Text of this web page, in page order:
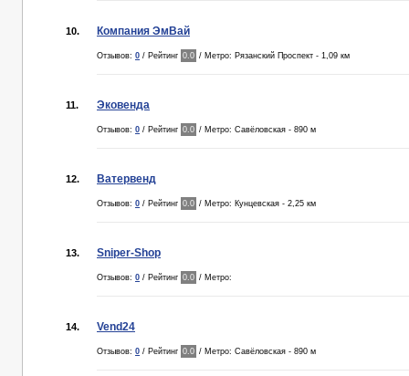
10. Компания ЭмВай
Отзывов: 0 / Рейтинг 0.0 / Метро: Рязанский Проспект - 1,09 км
11. Эковенда
Отзывов: 0 / Рейтинг 0.0 / Метро: Савёловская - 890 м
12. Ватервенд
Отзывов: 0 / Рейтинг 0.0 / Метро: Кунцевская - 2,25 км
13. Sniper-Shop
Отзывов: 0 / Рейтинг 0.0 / Метро:
14. Vend24
Отзывов: 0 / Рейтинг 0.0 / Метро: Савёловская - 890 м